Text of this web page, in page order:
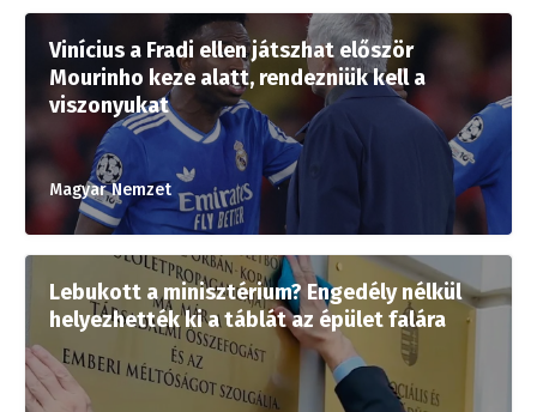
Vinícius a Fradi ellen játszhat először
Mourinho keze alatt, rendezniük kell a
viszonyukat
Magyar Nemzet
Lebukott a minisztérium? Engedély nélkül
helyezhették ki a táblát az épület falára